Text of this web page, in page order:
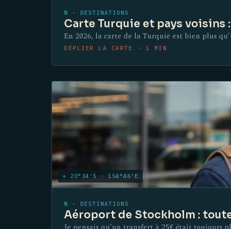
N · DESTINATIONS
Carte Turquie et pays
En 2026, la carte de la Turquie est bien plus
DÉPLIER LA CARTE · 1 MIN
✛ 20°34′S · 154°46′E
N · DESTINATIONS
Aéroport de Stockholm :